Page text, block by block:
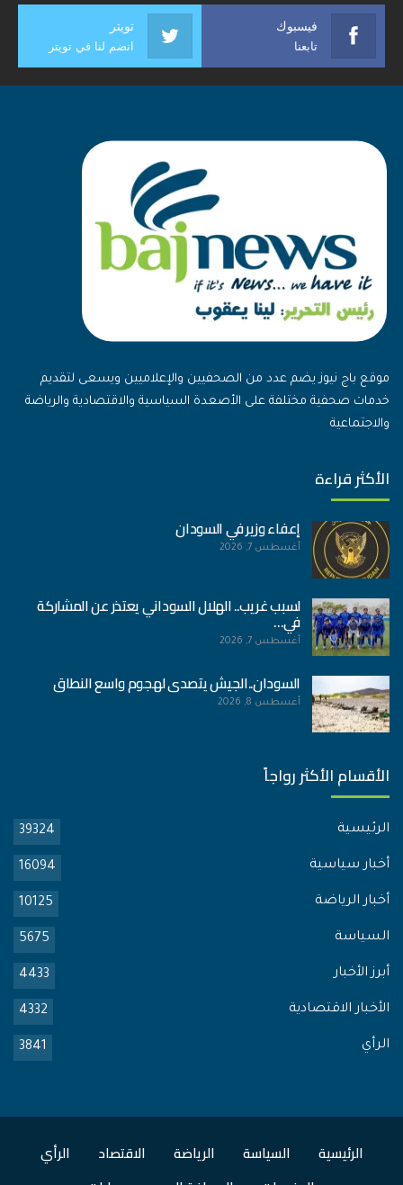
فيسبوك
تابعنا
تويتر
انضم لنا في تويتر
موقع باج نيوز يضم عدد من الصحفيين والإعلاميين ويسعى لتقديم
خدمات صحفية مختلفة على الأصعدة السياسية والاقتصادية والرياضة
والاجتماعية
الأكثر قراءة
إعفاء وزير في السودان
أغسطس 7, 2026
لسبب غريب.. الهلال السوداني يعتذر عن المشاركة
في…
أغسطس 7, 2026
السودان..الجيش يتصدى لهجوم واسع النطاق
أغسطس 8, 2026
الأقسام الأكثر رواجاً
الرئيسية 39324
أخبار سياسية 16094
أخبار الرياضة 10125
السياسة 5675
أبرز الأخبار 4433
الأخبار الاقتصادية 4332
الرأي 3841
الرئيسية السياسة الرياضة الاقتصاد
الرأي